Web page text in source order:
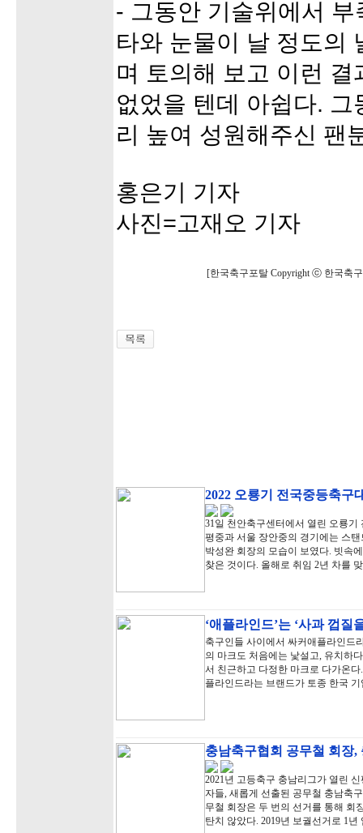
- 그동안 기술위에서
타와 눈물이 날 정도의
며 토의해 보고 이런
없었을 텐데 아쉽다.
리 높여 성원해주신 팬
홍은기 기자
사진=고재오 기자
[한국축구포탈 Copyright ⓒ 한국축
2022 오룡기 전국중등축
31일 천안축구센터에서 열린 오룡
평중과 서울 장안중의 경기에는 스
박성완 회장의 모습이 보였다. 빗속
찾은 것이다. 올해로 취임 2년 차를
‘애플라인드’는 ‘사과 껍질
축구인들 사이에서 싸커애플라인드
의 마크도 처음에는 낯설고, 유치하
서 친근하고 다정한 마크로 다가온
플라인드라는 브랜드가 토종 한국
충남축구협회 공무철 회장
2021년 고등축구 충남리그가 열린
자들, 새롭게 선출된 공무철 충남축
무철 회장은 두 번의 선거를 통해 회
탄치 않았다. 2019년 보궐선거로 1